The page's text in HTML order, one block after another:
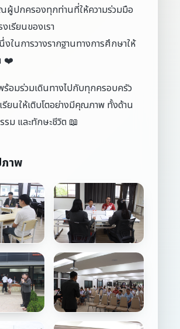
ผู้ปกครองทุกท่านที่ให้ความร่วมมือ
งเรียนของเรา
ในการวางรากฐานทางการศึกษาให้
❤️
ร้อมร่วมเดินทางไปกับทุกครอบครัว
ยนให้เติบโตอย่างมีคุณภาพ ทั้งด้าน
ม และทักษะชีวิต 📖
าพ